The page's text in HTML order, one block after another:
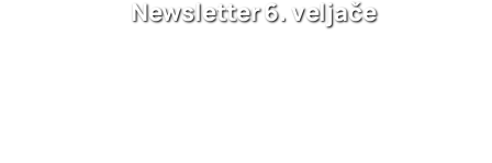
Newsletter 6. veljače